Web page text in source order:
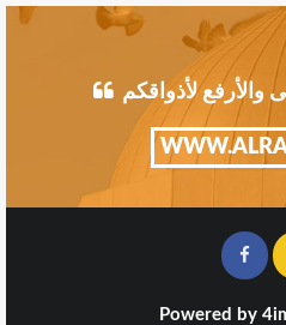
والأرفع لأذواقكم
Powered by